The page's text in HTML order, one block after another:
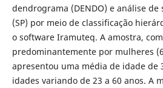
dendrograma (DENDO) e análise
(SP) por meio de classificação
o software Iramuteq. A amostra,
predominantemente por mulheres
apresentou uma média de idade de
idades variando de 23 a 60 anos. A